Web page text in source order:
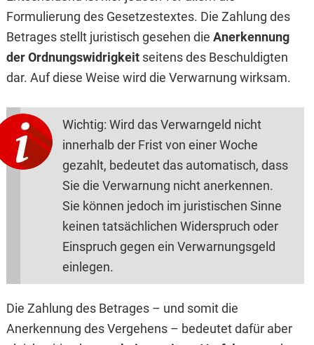
Formulierung des Gesetzestextes. Die Zahlung des
Betrages stellt juristisch gesehen die Anerkennung
der Ordnungswidrigkeitseitens des Beschuldigten
dar. Auf diese Weise wird die Verwarnung wirksam.
Wichtig: Wird das Verwarngeld nicht
innerhalb der Frist von einer Woche
gezahlt, bedeutet das automatisch, dass
Sie die Verwarnung nicht anerkennen.
Sie können jedoch im juristischen Sinne
keinen tatsächlichen Widerspruch oder
Einspruch gegen ein Verwarnungsgeld
einlegen.
Die Zahlung des Betrages – und somit die
Anerkennung des Vergehens – bedeutet dafür aber